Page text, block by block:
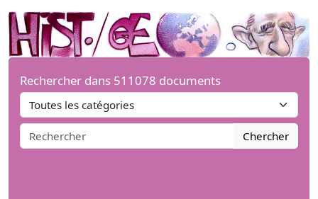
Rechercher dans 511078 documents
Chercher